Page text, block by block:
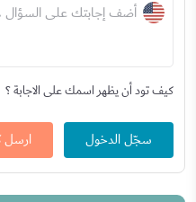
أضف إجابتك على السؤال
كيف تود أن يظهر اسمك على الاجابة ؟
سجّل الدخول